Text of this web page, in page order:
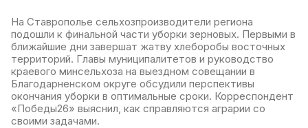
На Ставрополье сельхозпроизводители региона
подошли к финальной части уборки зерновых. Первыми в
ближайшие дни завершат жатву хлеборобы восточных
территорий. Главы муниципалитетов и руководство
краевого минсельхоза на выездном совещании в
Благодарненском округе обсудили перспективы
окончания уборки в оптимальные сроки. Корреспондент
«Победы26» выяснил, как справляются аграрии со
своими задачами.